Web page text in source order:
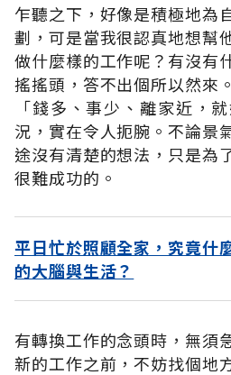
乍聽之下，好像是積極地為
劃，可是當我很認真地想幫
做什麼樣的工作呢？有沒有
搖搖頭，答不出個所以然來
「錢多、事少、離家近，
況，實在令人扼腕。不論景
途沒有清楚的想法，只是為
很難成功的。
平日忙於照顧全家，究竟什
的大腦與生活？
有轉換工作的念頭時，無須
新的工作之前，不妨找個地